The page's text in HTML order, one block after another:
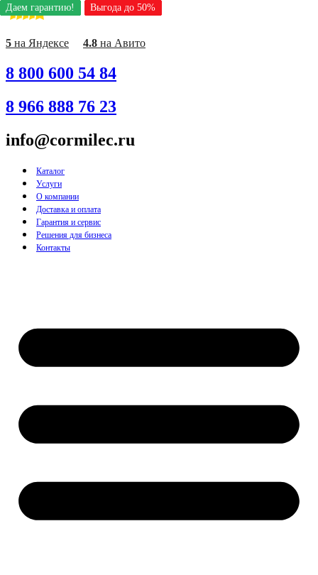
Перейти
к
содержимому
5 на Яндексе 4.8 на Авито
8 800 600 54 84
8 966 888 76 23
info@cormilec.ru
Каталог
Услуги
О компании
Доставка и оплата
Гарантия и сервис
Решения для бизнеса
Контакты
Даем гарантию! Выгода до 50%
Даем гарантию! Выгода до 50%
Даем гарантию! Выгода до 50%
Даем гарантию! Выгода до 50%
Даем гарантию! Выгода до 50%
Даем гарантию! Выгода до 50%
Даем гарантию! Выгода до 50%